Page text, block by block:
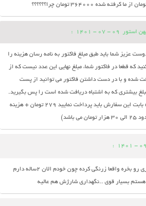
استور 09 - 07 - 1401
:
عزیز شما باید طبق مبلغ فاکتور به نامه رسان هزینه را
که قطعا در فاکتور شما، مبلغ نهایی این عدد نیست که از
شده و با در دست داشتن فاکتور می توانید از پست
بیشتری که به اشتباه دریافت شده است را پس بگیرید.
(مبلغی که بابت این سفارش باید پرداخت نمایید 279 تومان + هزینه
می باشد)
:
با سلام هرکسی این هندزفری رو بخره واقعا زرنگی کرده چون خودم الان ۲ساله دارم
هستم بسیار قوی ..نگهداری شارژش هم عالیه